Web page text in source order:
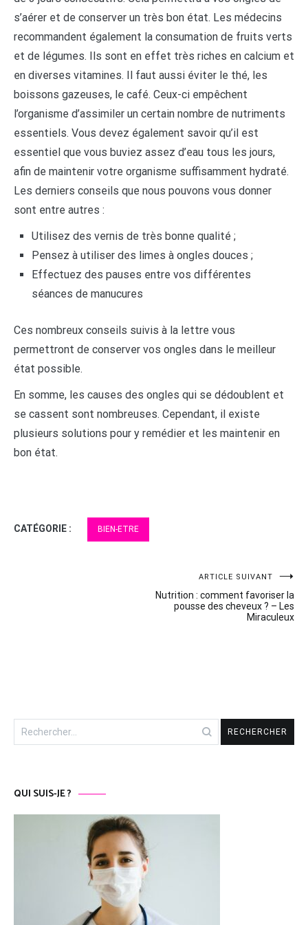
s’aérer et de conserver un très bon état. Les médecins
recommandent également la consumation de fruits verts
et de légumes. Ils sont en effet très riches en calcium et
en diverses vitamines. Il faut aussi éviter le thé, les
boissons gazeuses, le café. Ceux-ci empêchent
l’organisme d’assimiler un certain nombre de nutriments
essentiels. Vous devez également savoir qu’il est
essentiel que vous buviez assez d’eau tous les jours,
afin de maintenir votre organisme suffisamment hydraté.
Les derniers conseils que nous pouvons vous donner
sont entre autres :
Utilisez des vernis de très bonne qualité ;
Pensez à utiliser des limes à ongles douces ;
Effectuez des pauses entre vos différentes
séances de manucures
Ces nombreux conseils suivis à la lettre vous
permettront de conserver vos ongles dans le meilleur
état possible.
En somme, les causes des ongles qui se dédoublent et
se cassent sont nombreuses. Cependant, il existe
plusieurs solutions pour y remédier et les maintenir en
bon état.
CATÉGORIE : BIEN-ETRE
ARTICLE SUIVANT
Nutrition : comment favoriser la
pousse des cheveux ? – Les
Miraculeux
Rechercher :
QUI SUIS-JE ?